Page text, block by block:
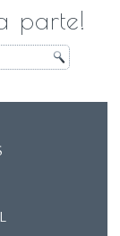
parte!